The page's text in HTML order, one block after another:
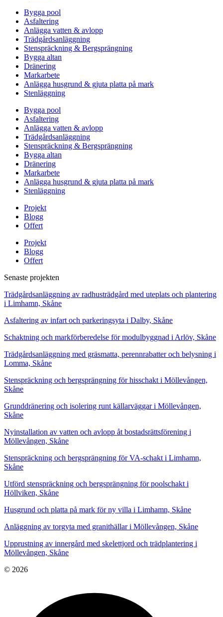
Bygga pool
Asfaltering
Anlägga vatten & avlopp
Trädgårdsanläggning
Stenspräckning & Bergsprängning
Bygga altan
Dränering
Markarbete
Anlägga husgrund & gjuta platta på mark
Stenläggning
Bygga pool
Asfaltering
Anlägga vatten & avlopp
Trädgårdsanläggning
Stenspräckning & Bergsprängning
Bygga altan
Dränering
Markarbete
Anlägga husgrund & gjuta platta på mark
Stenläggning
Projekt
Blogg
Offert
Projekt
Blogg
Offert
Senaste projekten
Trädgårdsanläggning av radhusträdgård med uteplats och plantering
i Limhamn, Skåne
Asfaltering av infart och parkeringsyta i Dalby, Skåne
Schaktning och markförberedelse för modulbyggnad i Arlöv, Skåne
Trädgårdsanläggning med gräsmatta, perennrabatter och belysning i
Lomma, Skåne
Stenspräckning och bergsprängning för hisschakt i Möllevången,
Skåne
Grunddränering och isolering runt källarväggar i Möllevången,
Skåne
Nyinstallation av vatten och avlopp åt bostadsrättsförening i
Möllevången, Skåne
Stenspräckning och bergsprängning för VA-schakt i Limhamn,
Skåne
Utförd stenspräckning och bergsprängning för poolschakt i
Höllviken, Skåne
Husgrund och platta på mark för ny villa i Limhamn, Skåne
Anläggning av torgyta med granithällar i Möllevången, Skåne
Upprustning av innergård med skelettjord och trädplantering i
Möllevången, Skåne
© 2026